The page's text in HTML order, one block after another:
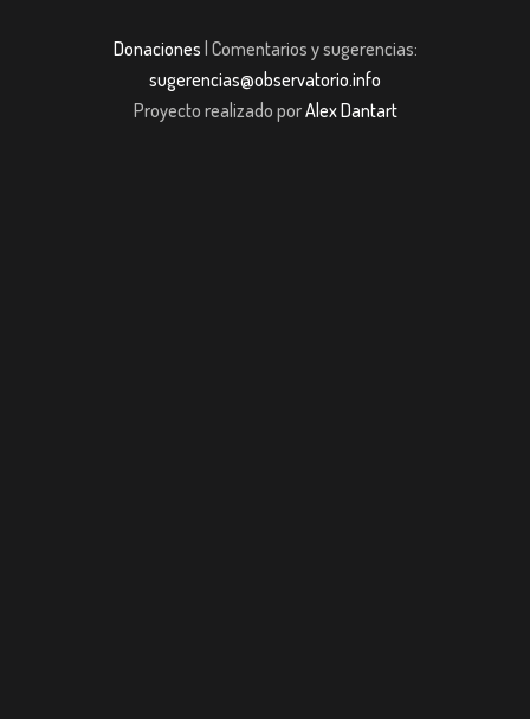
Donaciones | Comentarios y sugerencias:
sugerencias@observatorio.info
Proyecto realizado porAlex Dantart